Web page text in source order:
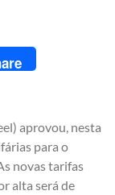
aprovou, nesta
para o
novas tarifas
alta será de